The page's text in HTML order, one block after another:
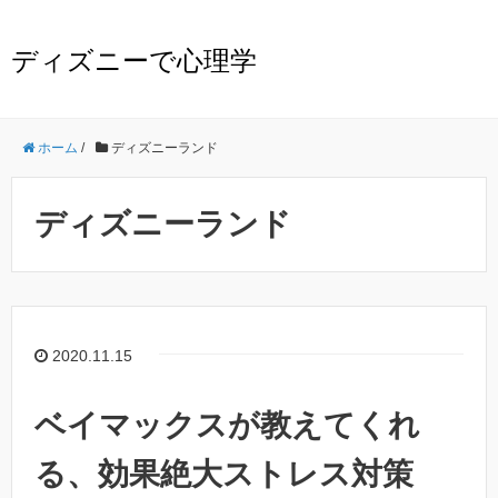
ディズニーで心理学
ホーム / ディズニーランド
ディズニーランド
2020.11.15
ベイマックスが教えてくれ
る、効果絶大ストレス対策